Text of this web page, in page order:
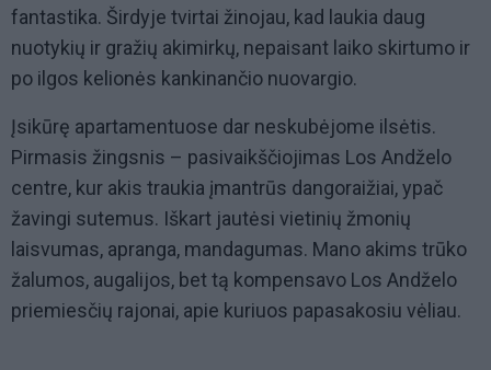
fantastika. Širdyje tvirtai žinojau, kad laukia daug
nuotykių ir gražių akimirkų, nepaisant laiko skirtumo ir
po ilgos kelionės kankinančio nuovargio.
Įsikūrę apartamentuose dar neskubėjome ilsėtis.
Pirmasis žingsnis – pasivaikščiojimas Los Andželo
centre, kur akis traukia įmantrūs dangoraižiai, ypač
žavingi sutemus. Iškart jautėsi vietinių žmonių
laisvumas, apranga, mandagumas. Mano akims trūko
žalumos, augalijos, bet tą kompensavo Los Andželo
priemiesčių rajonai, apie kuriuos papasakosiu vėliau.